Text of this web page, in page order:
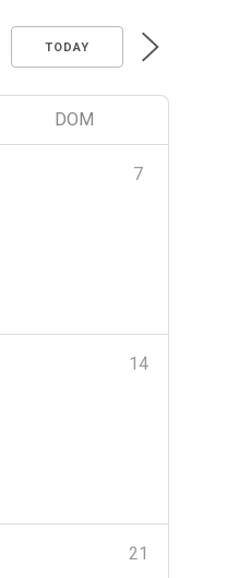
TODAY
DOM
7
14
21